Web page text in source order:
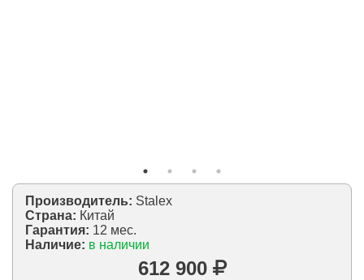
Производитель: Stalex
Страна: Китай
Гарантия: 12 мес.
Наличие: в наличии
612 900